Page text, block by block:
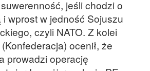
jeśli chodzi o
wprost w jedność Sojuszu
czyli NATO. Z kolei
ocenił, że
prowadzi operację